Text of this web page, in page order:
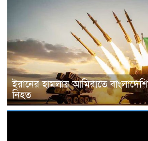
ইরানের হামলায় আমিরাতে
নিহত